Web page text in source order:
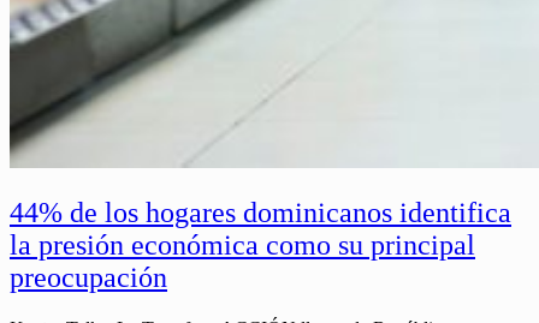
44% de los hogares dominicanos identifica
la presión económica como su principal
preocupación